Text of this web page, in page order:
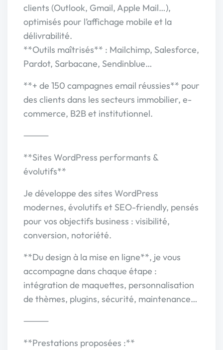
clients (Outlook, Gmail, Apple Mail…),
optimisés pour l’affichage mobile et la
délivrabilité.
**Outils maîtrisés** : Mailchimp, Salesforce,
Pardot, Sarbacane, Sendinblue…
**+ de 150 campagnes email réussies** pour
des clients dans les secteurs immobilier, e-
commerce, B2B et institutionnel.
⸻
**Sites WordPress performants &
évolutifs**
Je développe des sites WordPress
modernes, évolutifs et SEO-friendly, pensés
pour vos objectifs business : visibilité,
conversion, notoriété.
**Du design à la mise en ligne**, je vous
accompagne dans chaque étape :
intégration de maquettes, personnalisation
de thèmes, plugins, sécurité, maintenance…
⸻
**Prestations proposées :**